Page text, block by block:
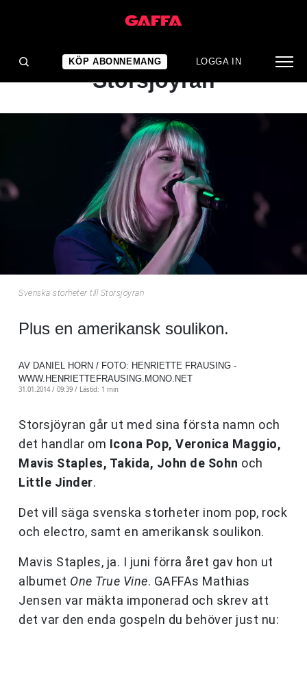
KÖP ABONNEMANG LOGGA IN
NYHET
Svenska storheter till
Storsjöyran
Svenska storheter till Storsjöyran
Plus en amerikansk soulikon.
AV DANIEL HORN / FOTO: HENRIETTE FRAUSING -
WWW.HENRIETTEFRAUSING.MONO.NET
31.01.2014 / 09:39 / Lästid: 1 min
Storsjöyran går ut med sina första namn och
det handlar om Icona Pop, Veronica Maggio,
Mavis Staples, Takida, John de Sohn och
Little Jinder.
Det vill säga svenska storheter inom pop, rock
och electro, samt en amerikansk soulikon.
Mavis Staples, ja. I juni förra året gav hon ut
albumet One True Vine. GAFFAs Mathias
Jensen var mäkta imponerad och skrev att
det var den enda gospeln du behöver just nu: